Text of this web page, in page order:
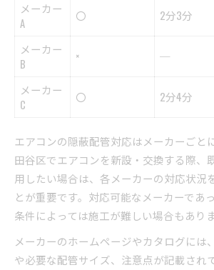
メーカー
A
〇 2分3分
メーカー
B
× ─
メーカー
C
〇 2分4分
エアコンの隠蔽配管対応はメーカーごと
田谷区でエアコンを新設・交換する際、
用したい場合は、各メーカーの対応状況
とが重要です。対応可能なメーカーであ
条件によっては施工が難しい場合もありま
メーカーのホームページやカタログには
や必要な配管サイズ、注意点が記載され